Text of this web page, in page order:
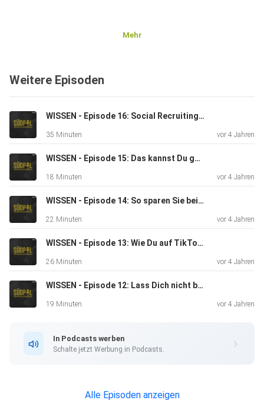
Mehr
Weitere Episoden
WISSEN - Episode 16: Social Recruiting - So finden Sie Mitarbeiter für Ihr Unternehmen online.
35 Minuten vor 4 Jahren
WISSEN - Episode 15: Das kannst Du gegen Bewegungsmangel im Büro tun!
18 Minuten vor 4 Jahren
WISSEN - Episode 14: So sparen Sie beim Energiekauf
22 Minuten vor 4 Jahren
WISSEN - Episode 13: Wie Du auf TikTok richtig durchstartest
26 Minuten vor 4 Jahren
WISSEN - Episode 12: Lass Dich nicht betrügen!
19 Minuten vor 4 Jahren
In Podcasts werben
Schalte jetzt Werbung in Podcasts.
Alle Episoden anzeigen